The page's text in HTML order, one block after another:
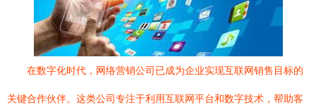
在数字化时代，网络营销公司已成为企业实现互联网销售目标的
关键合作伙伴。这类公司专注于利用互联网平台和数字技术，帮助客